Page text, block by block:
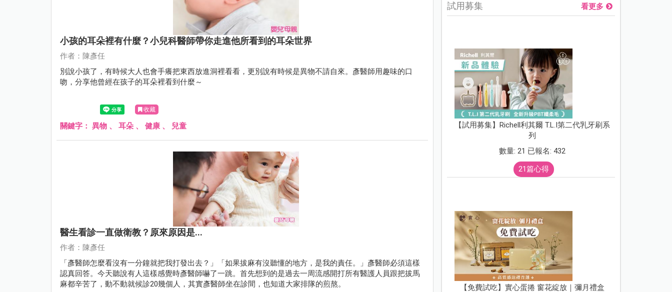
小孩的耳朵裡有什麼？小兒科醫師帶你走進他所看到的耳朵世界
作者：陳彥任
別說小孩了，有時候大人也會手癢把東西放進洞裡看看，更別說有時候是異物不請自來。彥醫師用趣味的口
吻，分享他曾經在孩子的耳朵裡看到什麼～
收藏
關鍵字： 異物 、 耳朵 、 健康 、 兒童
醫生看診一直做衛教？原來原因是...
作者：陳彥任
「彥醫師怎麼看沒有一分鐘就把我打發出去？」「如果拔麻有沒聽懂的地方，是我的責任。」彥醫師必須這樣
認真回答。今天聽說有人這樣感覺時彥醫師嚇了一跳。首先想到的是過去一周流感開打所有醫護人員跟把拔馬
麻都辛苦了，動不動就候診20幾個人，其實彥醫師坐在診間，也知道大家排隊的煎熬。
試用募集 看更多
【試用募集】Richell利其爾 T.L.I第二代乳牙刷系
列
數量: 21 已報名: 432
21篇心得
【免費試吃】實心蛋捲 窗花綻放｜彌月禮盒